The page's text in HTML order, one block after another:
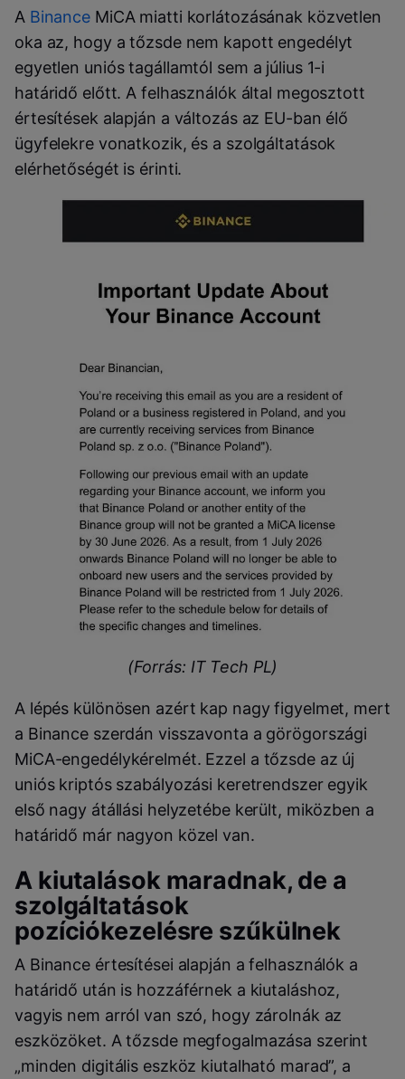
A Binance MiCA miatti korlátozásának közvetlen
oka az, hogy a tőzsde nem kapott engedélyt
egyetlen uniós tagállamtól sem a július 1-i
határidő előtt. A felhasználók által megosztott
értesítések alapján a változás az EU-ban élő
ügyfelekre vonatkozik, és a szolgáltatások
elérhetőségét is érinti.
(Forrás: IT Tech PL)
A lépés különösen azért kap nagy figyelmet, mert
a Binance szerdán visszavonta a görögországi
MiCA-engedélykérelmét. Ezzel a tőzsde az új
uniós kriptós szabályozási keretrendszer egyik
első nagy átállási helyzetébe került, miközben a
határidő már nagyon közel van.
A kiutalások maradnak, de a
szolgáltatások
pozíciókezelésre szűkülnek
A Binance értesítései alapján a felhasználók a
határidő után is hozzáférnek a kiutaláshoz,
vagyis nem arról van szó, hogy zárolnák az
eszközöket. A tőzsde megfogalmazása szerint
„minden digitális eszköz kiutalható marad”, a